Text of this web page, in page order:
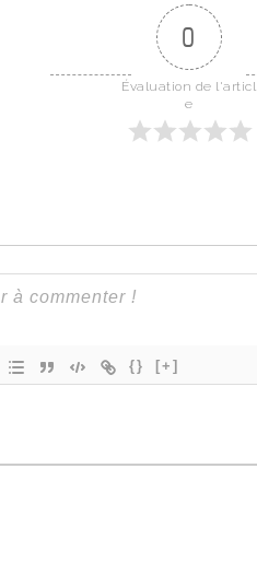
0
Évaluation de l'articl
e
{} [+]